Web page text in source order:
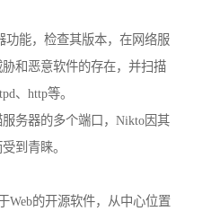
功能，检查其版本，在网络服
和恶意软件的存在，并扫描
、http等。
务器的多个端口，Nikto因其
到青睐。
Web的开源软件，从中心位置